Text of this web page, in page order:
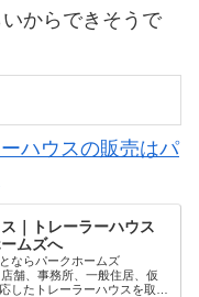
からできそうで
ハウスの販売はパ
｜トレーラーハウス
ムズへ
ならパークホームズ
店舗、事務所、一般住居、仮
したトレーラーハウスを取り